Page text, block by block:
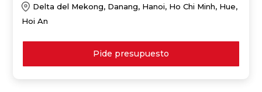
Delta del Mekong, Danang, Hanoi, Ho Chi Minh, Hue,
Hoi An
Pide presupuesto